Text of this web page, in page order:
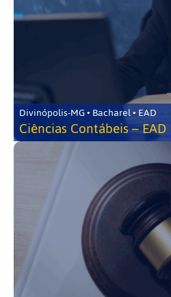
Divinópolis-MG • Bacharel • EAD
Ciências Contábeis – EAD